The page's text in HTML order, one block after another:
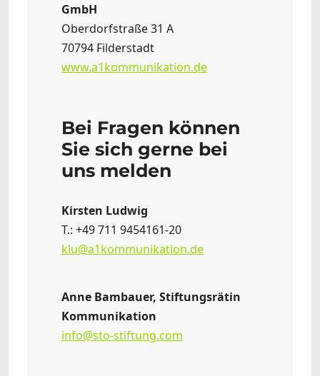
GmbH
Oberdorfstraße 31 A
70794 Filderstadt
www.a1kommunikation.de
Bei Fragen können
Sie sich gerne bei
uns melden
Kirsten Ludwig
T.: +49 711 9454161-20
klu@a1kommunikation.de
Anne Bambauer, Stiftungsrätin
Kommunikation
info@sto-stiftung.com